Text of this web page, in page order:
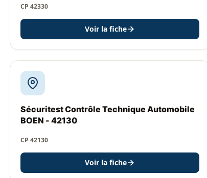
CP 42330
Voir la fiche
Sécuritest Contrôle Technique Automobile
BOEN - 42130
CP 42130
Voir la fiche